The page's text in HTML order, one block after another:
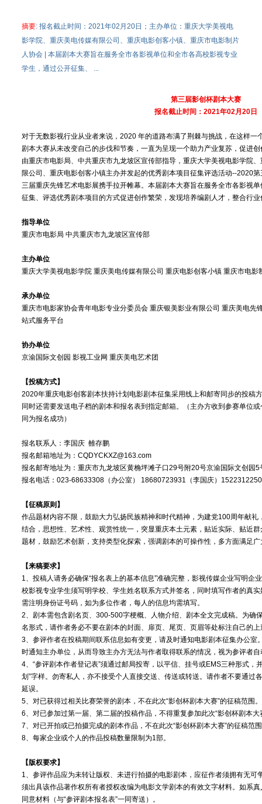
摘要: 报名截止时间：2021年02月20日；主办单位：重庆大学美视电
影学院、重庆美电传媒有限公司、重庆电影创客小镇、重庆市电影制片
人协会 | 本届剧本大赛旨在服务全市各影视单位和全市各高校影视专业
学生，通过公开征集、 ...
第三届影创杯剧本大赛
报名截止时间：2021年02月20日
对于无数影视行业从业者来说，2020 年的道路布满了荆棘与挑战，在这样
剧本大赛从未改变自己的步伐和节奏，一直为呈现一个助力产业复苏，促进
由重庆市电影局、中共重庆市九龙坡区宣传部指导，重庆大学美视电影学院
限公司、重庆电影创客小镇主办并发起的优秀剧本项目征集评选活动--2020
三届重庆先锋艺术电影展携手拉开帷幕。本届剧本大赛旨在服务全市各影视
征集、评选优秀剧本项目的方式促进创作繁荣，发现培养编剧人才，整合行
指导单位
重庆市电影局 中共重庆市九龙坡区宣传部
主办单位
重庆大学美视电影学院 重庆美电传媒有限公司 重庆电影创客小镇 重庆市电影
承办单位
重庆市电影家协会青年电影专业分委员会 重庆银美影业有限公司 重庆美电先
站式服务平台
协办单位
京渝国际文创园 影视工业网 重庆美电艺术团
【投稿方式】
2020年重庆电影创客剧本扶持计划电影剧本征集采用线上和邮寄同步的投稿
同时还需要发送电子档的剧本和报名表到指定邮箱。（主办方收到参赛单位
同为报名成功）
报名联系人：李国庆 雒存鹏
报名邮箱地址为：CQDYCKXZ@163.com
报名邮寄地址为：重庆市九龙坡区黄桷坪滩子口29号附20号京渝国际文创园
报名电话：023-68633308（办公室） 18680723931（李国庆）
【征稿原则】
作品题材内容不限，鼓励大力弘扬民族精神和时代精神，为建党100周年献
结合，思想性、艺术性、观赏性统一，突显重庆本土元素，贴近实际、贴近
题材，鼓励艺术创新，支持类型化探索，强调剧本的可操作性，多方面满足
【来稿要求】
1、投稿人请务必确保“报名表上的基本信息”准确完整，影视传媒企业写明企
校影视专业学生须写明学校、学生姓名联系方式并签名，同时填写作者的真
需注明身份证号码，如为多位作者，每人的信息均需填写。
2、剧本需包含剧名页、300-500字梗概、人物介绍、剧本全文完成稿。为确
名形式，请作者务必不要在剧本的封面、扉页、尾页、页眉等处标注自己的
3、参评作者在投稿期间联系信息如有变更，请及时通知电影剧本征集办公室
时通知主办单位，从而导致主办方无法与作者取得联系的情况，视为参评者
4、“参评剧本作者登记表”须通过邮局投寄，以平信、挂号或EMS三种形式，
划”字样。勿寄私人，亦不接受个人直接交送、传送或转送。请作者不要通过
延误。
5、对已获得过相关比赛荣誉的剧本，不在此次“影创杯剧本大赛”的征稿范围
6、对已参加过第一届、第二届的投稿作品，不得重复参加此次“影创杯剧本大
7、对已开拍或已拍摄完成的剧本作品，不在此次“影创杯剧本大赛”的征稿范
8、每家企业或个人的作品投稿数量限制为1部。
【版权要求】
1、参评作品应为未转让版权、未进行拍摄的电影剧本，应征作者须拥有无可
须出具该作品著作权所有者授权改编为电影文学剧本的有效文字材料。如系
同意材料（与“参评剧本报名表”一同寄送）。